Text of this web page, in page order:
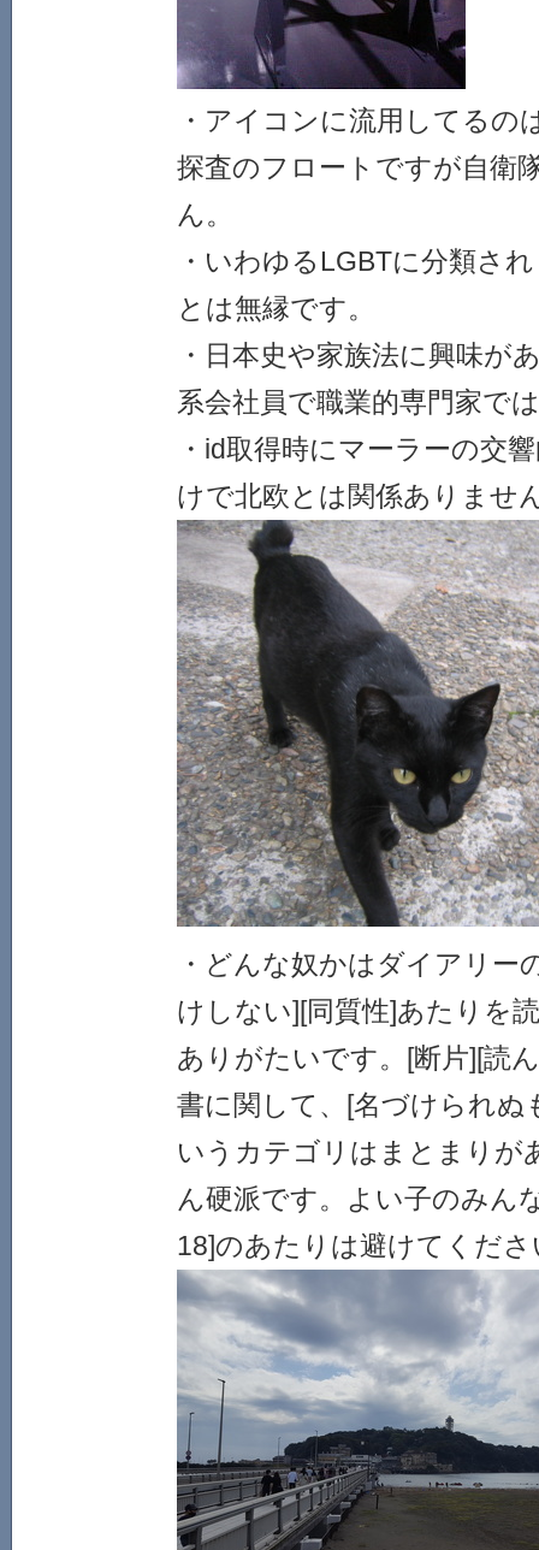
・アイコンに流用してるの
探査のフロートですが自衛
ん。
・いわゆるLGBTに分類さ
とは無縁です。
・日本史や家族法に興味が
系会社員で職業的専門家で
・id取得時にマーラーの交
けで北欧とは関係ありませ
・どんな奴かはダイアリー
けしない][同質性]あたりを
ありがたいです。[断片][読
書に関して、[名づけられぬ
いうカテゴリはまとまりが
ん硬派です。よい子のみん
18]のあたりは避けてくださ